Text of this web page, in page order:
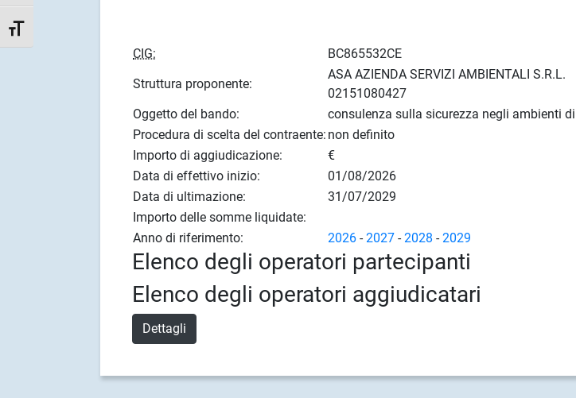
Attiva/disattiva dimensione testo
CIG:
BC865532CE
Struttura proponente:
ASA AZIENDA SERVIZI AMBIENTALI S.R.L.
02151080427
Oggetto del bando:
consulenza sulla sicurezza negli ambienti
Procedura di scelta del contraente: non definito
Importo di aggiudicazione:
€
Data di effettivo inizio:
01/08/2026
Data di ultimazione:
31/07/2029
Importo delle somme liquidate:
Anno di riferimento:
2026 -2027 -2028 -2029
Elenco degli operatori partecipanti
Elenco degli operatori aggiudicatari
Dettagli